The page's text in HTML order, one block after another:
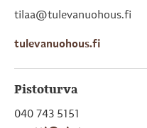
tilaa@tulevanuohous.fi
tulevanuohous.fi
Pistoturva
040 743 5151